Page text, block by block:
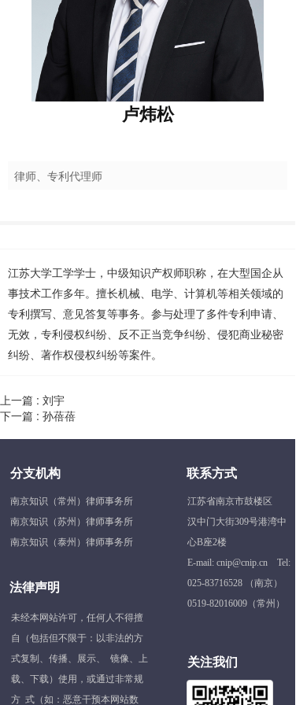
卢炜松
律师、专利代理师
江苏大学工学学士，中级知识产权师职称，在大型国企从
事技术工作多年。擅长机械、电学、计算机等相关领域的
专利撰写、意见答复等事务。参与处理了多件专利申请、
无效，专利侵权纠纷、反不正当竞争纠纷、侵犯商业秘密
纠纷、著作权侵权纠纷等案件。
上一篇 : 刘宇
下一篇 : 孙蓓蓓
分支机构
南京知识（常州）律师事务所
南京知识（苏州）律师事务所
南京知识（泰州）律师事务所
联系方式
江苏省南京市鼓楼区
汉中门大街309号港湾中
心B座2楼
E-mail: cnip@cnip.cn    Tel:
025-83716528 （南京）
0519-82016009 （常州）
法律声明
未经本网站许可，任何人不得擅
自（包括但不限于：以非法的方
式复制、传播、展示、  镜像、上
载、下载）使用，或通过非常规
方  式（如：恶意干预本网站数
关注我们